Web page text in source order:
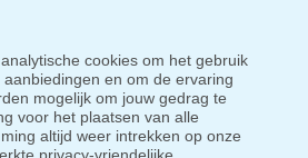
cookies om het gebruik
en om de ervaring
mogelijk om jouw gedrag te
voor het plaatsen van alle
altijd weer intrekken op onze